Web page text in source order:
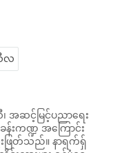
လ
၊ အဆင့်မြင့်ပညာရေး
းကဏ္ဍ အကြောင်း
ဖြတ်သည်။ နာရက်ရှ်